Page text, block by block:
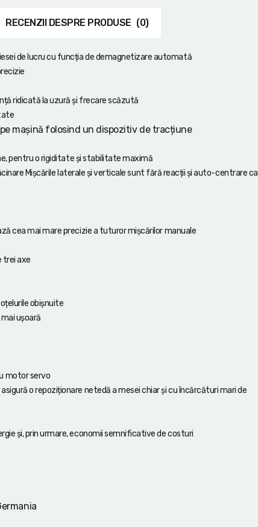
RECENZII DESPRE PRODUSE (0)
de lucru cu funcția de demagnetizare automată
ridicată la uzură și frecare scăzută
mașină folosind un dispozitiv de tracțiune
pentru o rigiditate și stabilitate maximă
Mișcările laterale și verticale sunt fără reacții și auto-centrare ca
cea mai mare precizie a tuturor mișcărilor manuale
trei axe
obișnuite
ușoară
motor servo
o repoziționare netedă a mesei chiar și cu încărcături mari de
și, prin urmare, economii semnificative de costuri